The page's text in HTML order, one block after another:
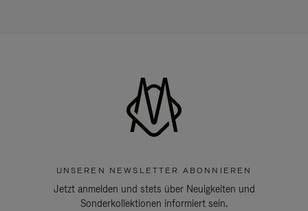
UNSEREN NEWSLETTER ABONNIEREN
Jetzt anmelden und stets über Neuigkeiten und
Sonderkollektionen informiert sein.